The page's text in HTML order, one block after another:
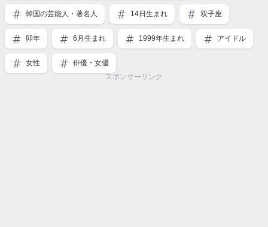
韓国の芸能人・著名人 14日生まれ 双子座
卯年 6月生まれ 1999年生まれ アイドル
女性
俳優・女優
スポンサーリンク